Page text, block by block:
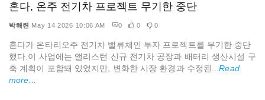
혼다, 온주 전기차 프로젝트 무기한 중단
박해련 May 14 2026 10:06 AM 0 0 0
혼다가 온타리오주 전기차 밸류체인 투자 프로젝트를 무기한 중단
했다.이 사업에는 앨리스턴 신규 전기차 공장과 배터리 생산시설 구
축 계획이 포함돼 있었지만, 변화한 시장 환경과 수정된...Read
more...